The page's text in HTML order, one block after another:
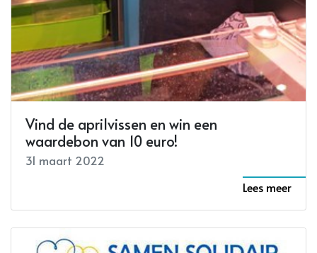
Vind de aprilvissen en win een
waardebon van 10 euro!
31 maart 2022
Lees meer